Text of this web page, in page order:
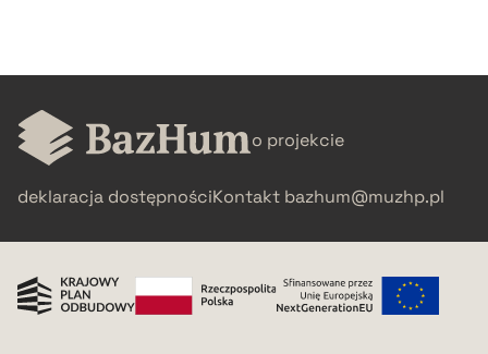
pobierz cytat
o projekcie
deklaracja dostępnościKontakt bazhum@muzhp.pl